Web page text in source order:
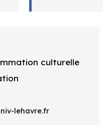
culturelle
lehavre.fr